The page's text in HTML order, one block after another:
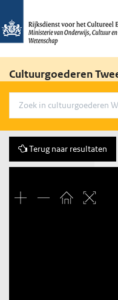
Cultuurgoederen
Terug naar resultaten